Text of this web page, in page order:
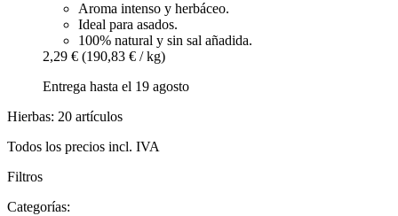
Aroma intenso y herbáceo.
Ideal para asados.
100% natural y sin sal añadida.
2,29 € (190,83 € / kg)
Entrega hasta el 19 agosto
Hierbas: 20 artículos
Todos los precios incl. IVA
Filtros
Categorías: